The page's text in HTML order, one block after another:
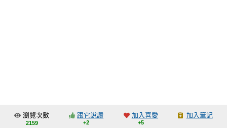
交流中心
瀏覽次數
2159
跟它說讚
+2
加入喜愛
+5
加入筆記